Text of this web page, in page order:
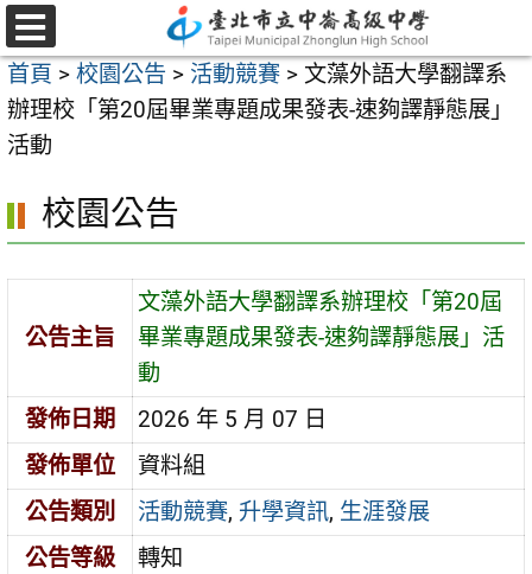
跳
至
主
要
內
區
選
單
首頁 > 校園公告 > 活動競賽 > 文藻外語大學翻譯系
辦理校「第20屆畢業專題成果發表-速夠譯靜態展」
活動
校園公告
公告主旨
文藻外語大學翻譯系辦理校「第20屆
畢業專題成果發表-速夠譯靜態展」活
動
發佈日期
2026 年 5 月 07 日
發佈單位
資料組
公告類別
活動競賽, 升學資訊, 生涯發展
公告等級
轉知